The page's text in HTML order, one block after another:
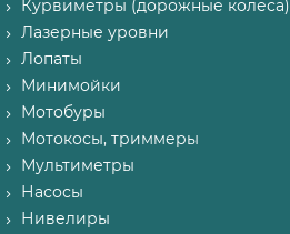
Курвиметры (дорожные колеса)
Лазерные уровни
Лопаты
Минимойки
Мотобуры
Мотокосы, триммеры
Мультиметры
Насосы
Нивелиры